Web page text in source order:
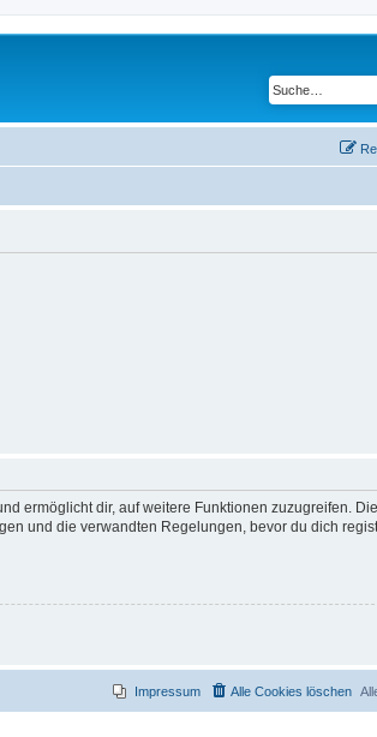
ermöglicht dir, auf weitere Funktionen zuzugreifen.
und die verwandten Regelungen, bevor du dich
Alle Cookies löschen
Impressum